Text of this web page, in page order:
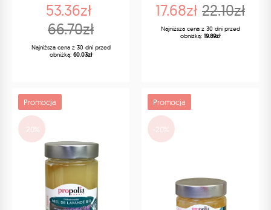
53.36zł
66.70zł
Najniższa cena z 30 dni przed
obniżką: 60.03zł
17.68zł 22.10zł
Najniższa cena z 30 dni przed
obniżką: 19.89zł
Promocja
-20%
Promocja
-20%